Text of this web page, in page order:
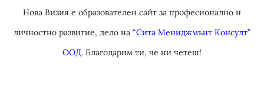
Нова Визия е образователен сайт за професионално и
личностно развитие, дело на “Сита Мениджмънт Консулт”
ООД. Благодарим ти, че ни четеш!